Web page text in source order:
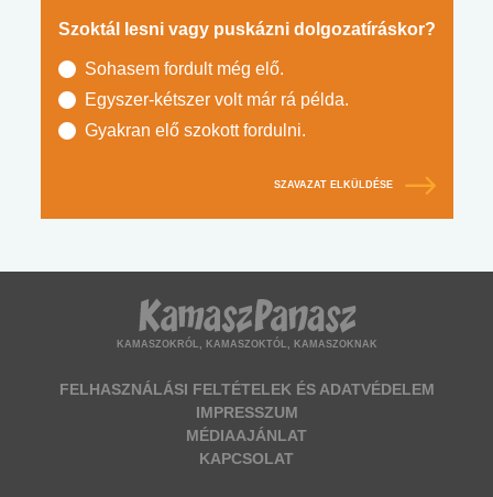
Szoktál lesni vagy puskázni dolgozatíráskor?
Sohasem fordult még elő.
Egyszer-kétszer volt már rá példa.
Gyakran elő szokott fordulni.
SZAVAZAT ELKÜLDÉSE
KAMASZOKRÓL, KAMASZOKTÓL, KAMASZOKNAK
FELHASZNÁLÁSI FELTÉTELEK ÉS ADATVÉDELEM
IMPRESSZUM
MÉDIAAJÁNLAT
KAPCSOLAT